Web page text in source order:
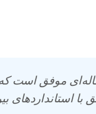
موفق است که
با استانداردهای